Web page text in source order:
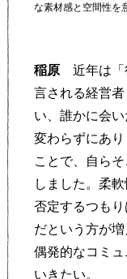
な素材感と空間性を
稲原 近年は「
言される経営
い、誰かに会
変わらずにあ
ことで、自ら
しました。柔
否定するつも
だという方が
偶発的なコミ
いきたい。